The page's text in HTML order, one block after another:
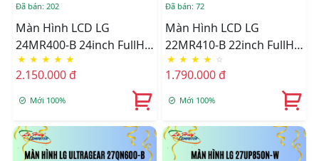
Đã bán: 202
Màn Hình LCD LG
24MR400-B 24inch FullHD
IPS 100Hz 5ms
★ ★ ★ ★ ★
2.150.000 đ
Mới 100%
Đã bán: 72
Màn Hình LCD LG
22MR410-B 22inch FullHD
VA 100Hz 5ms
★ ★ ★ ★ ☆
1.790.000 đ
Mới 100%